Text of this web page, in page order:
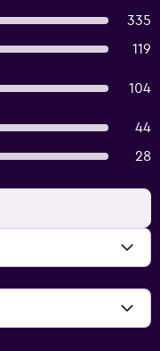
335
119
104
44
28